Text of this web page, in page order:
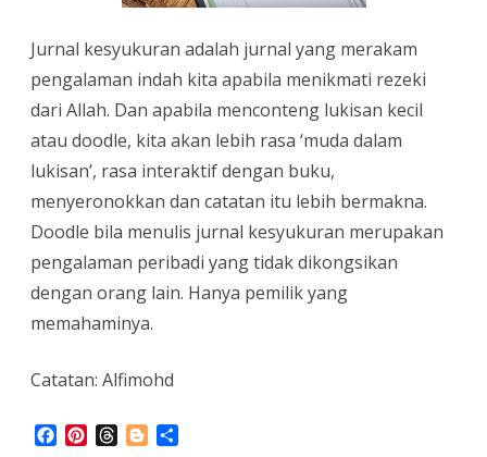
Jurnal kesyukuran adalah jurnal yang merakam
pengalaman indah kita apabila menikmati rezeki
dari Allah. Dan apabila menconteng lukisan kecil
atau doodle, kita akan lebih rasa ‘muda dalam
lukisan’, rasa interaktif dengan buku,
menyeronokkan dan catatan itu lebih bermakna.
Doodle bila menulis jurnal kesyukuran merupakan
pengalaman peribadi yang tidak dikongsikan
dengan orang lain. Hanya pemilik yang
memahaminya.
Catatan: Alfimohd